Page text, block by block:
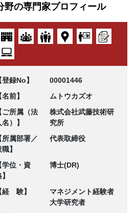
野の専門家プロフィール
登録No】
00001446
名前】
ムトウカズオ
ご所属（法
名）】
株式会社武藤技術研
究所
所属部署／
】
代表取締役
学位・資
博士(DR)
経 験】
マネジメント経験者
大学研究者